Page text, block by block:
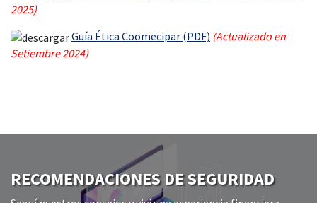
2025)
Guía Ética Coomecipar (PDF) (Actualizado en
Setiembre 2024)
RECOMENDACIONES DE SEGURIDAD